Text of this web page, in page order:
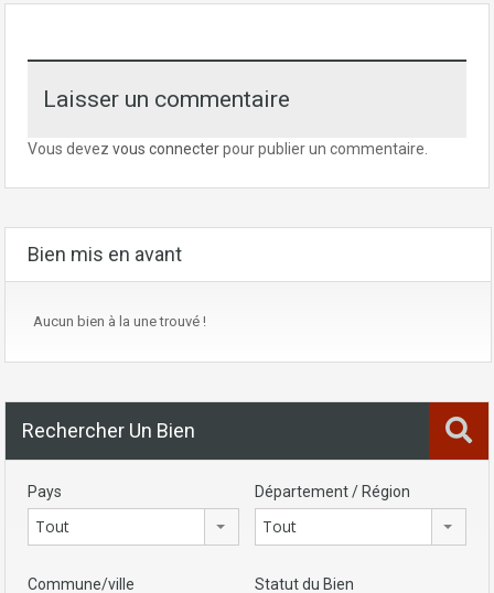
Laisser un commentaire
Vous devez vous connecterpour publier un commentaire.
Bien mis en avant
Aucun bien à la une trouvé !
Rechercher Un Bien
Pays
Tout
Département / Région
Tout
Commune/ville Statut du Bien